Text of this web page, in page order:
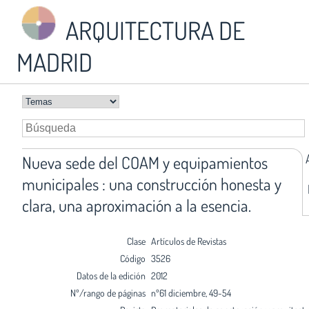
ARQUITECTURA DE
MADRID
Nueva sede del COAM y equipamientos
municipales : una construcción honesta y
clara, una aproximación a la esencia.
Clase Artículos de Revistas
Código 3526
Datos de la edición 2012
Nº/rango de páginas nº61 diciembre, 49-54